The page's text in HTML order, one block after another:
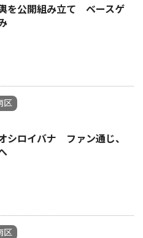
を公開組み立て ベースゲ
区
シロイバナ ファン通じ、
区